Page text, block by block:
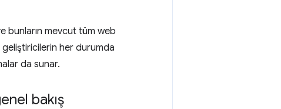
bunların mevcut tüm web
geliştiricilerin her durumda
da sunar.
bakış